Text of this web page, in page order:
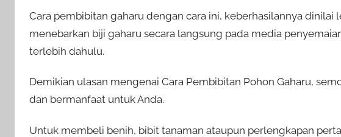
Cara pembibitan gaharu dengan cara ini, keberhasilannya
menebarkan biji gaharu secara langsung pada media
terlebih dahulu.
Demikian ulasan mengenai Cara Pembibitan Pohon Gaharu,
dan bermanfaat untuk Anda.
Untuk membeli benih, bibit tanaman ataupun perlengkapan